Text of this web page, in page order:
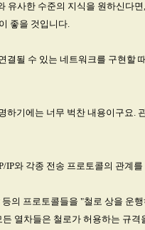
유사한 수준의 지식을 원하신다
좋을 것입니다.
결될 수 있는 네트워크를 구현
하기에는 너무 벅찬 내용이구요
IP와 각종 전송 프로토콜의 관계
등의 프로토콜들을 "철로 상을
열차들은 철로가 허용하는 규